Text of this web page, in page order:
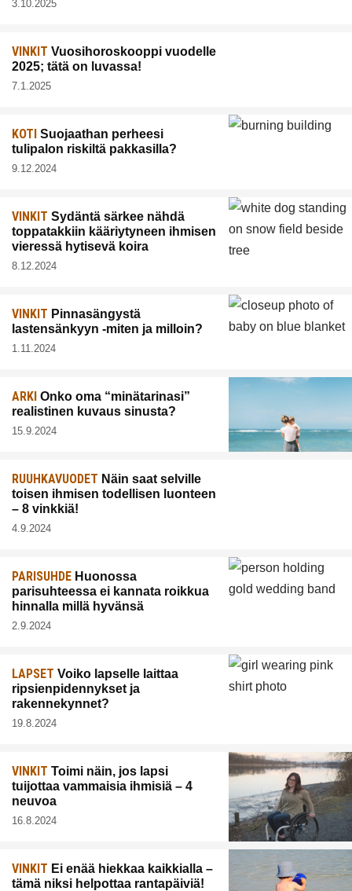
3.10.2025
VINKIT Vuosihoroskooppi vuodelle
2025; tätä on luvassa!
7.1.2025
KOTI Suojaathan perheesi
tulipalon riskiltä pakkasilla?
9.12.2024
VINKIT Sydäntä särkee nähdä
toppatakkiin kääriytyneen ihmisen
vieressä hytisevä koira
8.12.2024
VINKIT Pinnasängystä
lastensänkyyn -miten ja milloin?
1.11.2024
ARKI Onko oma “minätarinasi”
realistinen kuvaus sinusta?
15.9.2024
RUUHKAVUODET Näin saat selville
toisen ihmisen todellisen luonteen
– 8 vinkkiä!
4.9.2024
PARISUHDE Huonossa
parisuhteessa ei kannata roikkua
hinnalla millä hyvänsä
2.9.2024
LAPSET Voiko lapselle laittaa
ripsienpidennykset ja
rakennekynnet?
19.8.2024
VINKIT Toimi näin, jos lapsi
tuijottaa vammaisia ihmisiä – 4
neuvoa
16.8.2024
VINKIT Ei enää hiekkaa kaikkialla –
tämä niksi helpottaa rantapäiviä!